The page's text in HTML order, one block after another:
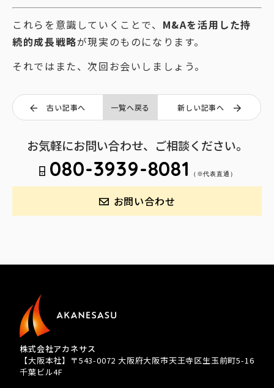
これらを意識していくことで、 M&Aを活用した持
続的成長戦略が現実のものになります。
それではまた、次回お会いしましょう。
古い記事へ 一覧へ戻る 新しい記事へ
お気軽にお問い合わせ、ご相談ください。
080-3939-8081 （※代表直通）
お問い合わせ
株式会社アカネサス
【大阪本社】〒543-0072 大阪府大阪市天王寺区生玉前町5-16
千葉ビル4F